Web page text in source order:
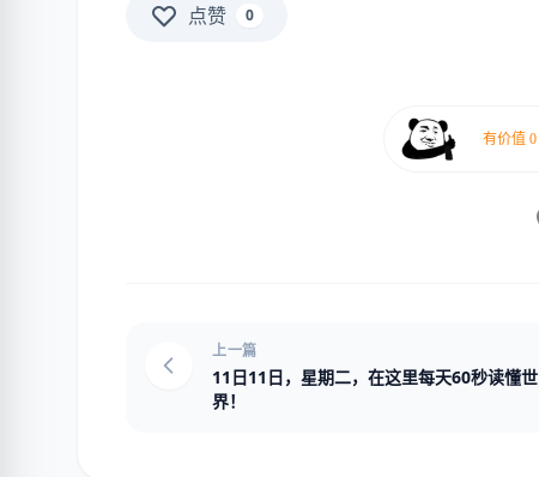
点赞 0
上一篇
11日11日，星期二，在这里每天60秒读懂世
界！